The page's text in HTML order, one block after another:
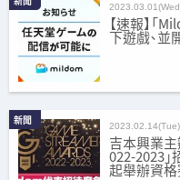
【速報】「
下遊戲、並
新聞 2023.02.14(Tue)
吉本興業主
022-2023
起舉辦資格